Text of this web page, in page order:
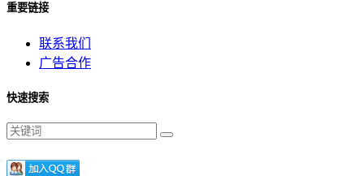
重要链接
联系我们
广告合作
快速搜索